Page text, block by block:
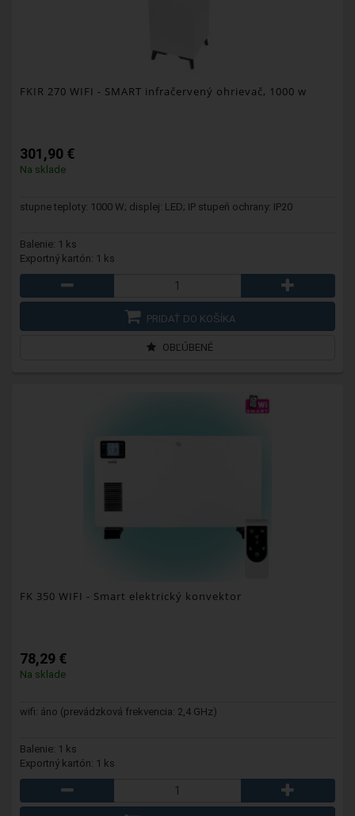
FKIR 270 WIFI - SMART infračervený ohrievač, 1000 w
301,90 €
Na sklade
stupne teploty: 1000 W; displej: LED; IP stupeň ochrany: IP20
Balenie: 1 ks
Exportný kartón: 1 ks
PRIDAŤ DO KOŠÍKA
OBĽÚBENÉ
FK 350 WIFI - Smart elektrický konvektor
78,29 €
Na sklade
wifi: áno (prevádzková frekvencia: 2,4 GHz)
Balenie: 1 ks
Exportný kartón: 1 ks